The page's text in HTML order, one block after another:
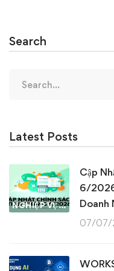
Search
for:
Latest Posts
NGHIỆP VỤ KẾ TOÁN & THUẾ
Cập
6/
Doanh
07/07/